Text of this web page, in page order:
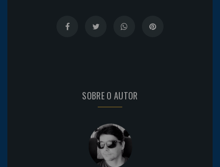
SOBRE O AUTOR